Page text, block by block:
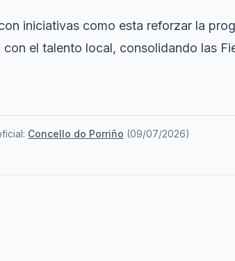
iniciativas como esta reforzar la
el talento local, consolidando las
Concello do Porriño (09/07/2026)